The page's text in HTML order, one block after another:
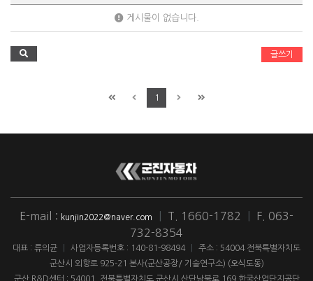
게시물이 없습니다.
글쓰기
1
E-mail : kunjin2022@naver.com T. 1660-1782
F. 063-
732-8354
대표 : 류의균 사업자등록번호 : 140-81-98494
주소 : 54004 전북특별자치도
군산시 외항로 925-21 본사(군산공장/ 기술연구소) (오식도동)
군산 R&D센터 : 54001. 전북특별자치도 군산시 산단남북로 169 한국산업단지공단